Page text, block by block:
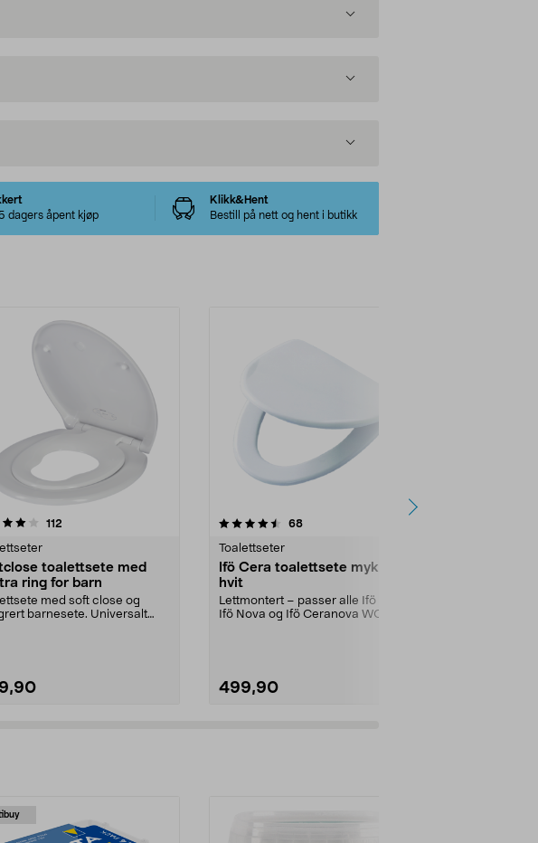
dagers åpent kjøp
Klikk&Hent
Bestill på nett og hent i butikk
112
toalettsete med
ring for barn
med soft close og
barnesete. Universalt
4.5 av 5 stjerner 68anmeldelser
Toalettseter
Ifö Cera toalettsete mykt,
hvit
Lettmontert – passer alle Ifö Cera,
Ifö Nova og Ifö Ceranova WC-
499,90
4.5 av 5 stjerner